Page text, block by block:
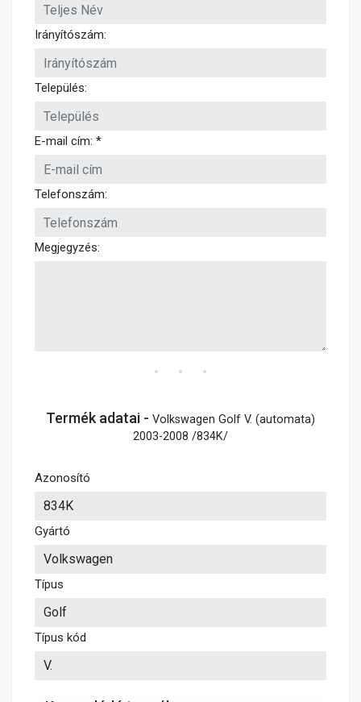
Irányítószám:
Település:
E-mail cím: *
Telefonszám:
Megjegyzés:
Termék adatai - Volkswagen Golf V. (automata)
2003-2008 /834K/
Azonosító
Gyártó
Típus
Típus kód